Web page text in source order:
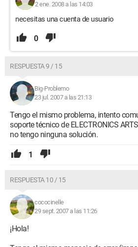
2 ene. 2008 a las 14:03
necesitas una cuenta de usuario
0
RESPUESTA 9 / 15
Big-Problemo
23 jul. 2007 a las 21:13
Tengo el mismo problema, intento
soporte técnico de ELECTRONICS
no tengo ninguna solución.
1
RESPUESTA 10 / 15
cococinelle
29 sept. 2007 a las 11:26
¡Hola!